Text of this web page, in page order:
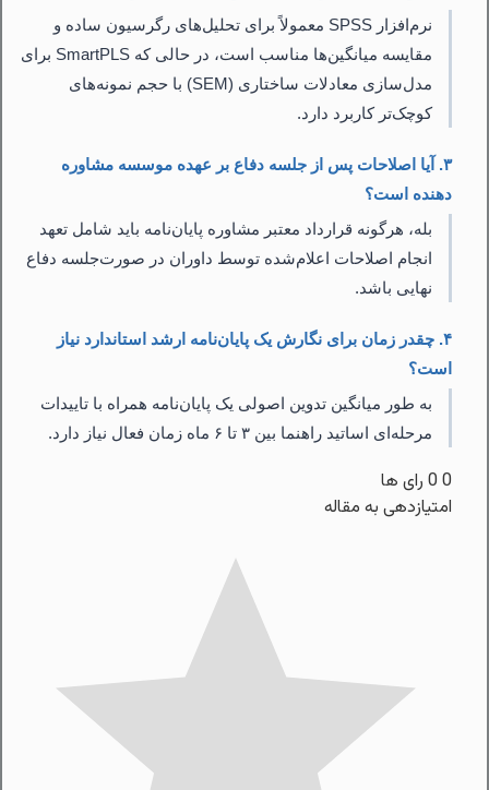
نرم‌افزار SPSS معمولاً برای تحلیل‌های رگرسیون ساده و
مقایسه میانگین‌ها مناسب است، در حالی که SmartPLS برای
مدل‌سازی معادلات ساختاری (SEM) با حجم نمونه‌های
کوچک‌تر کاربرد دارد.
۳. آیا اصلاحات پس از جلسه دفاع بر عهده موسسه مشاوره
دهنده است؟
بله، هرگونه قرارداد معتبر مشاوره پایان‌نامه باید شامل تعهد
انجام اصلاحات اعلام‌شده توسط داوران در صورت‌جلسه دفاع
نهایی باشد.
۴. چقدر زمان برای نگارش یک پایان‌نامه ارشد استاندارد نیاز
است؟
به طور میانگین تدوین اصولی یک پایان‌نامه همراه با تاییدات
مرحله‌ای اساتید راهنما بین ۳ تا ۶ ماه زمان فعال نیاز دارد.
0
0 رای ها
امتیازدهی به مقاله